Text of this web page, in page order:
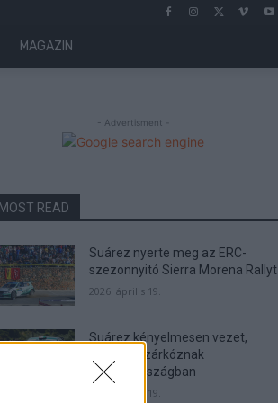
MAGAZIN
- Advertisment -
MOST READ
Suárez nyerte meg az ERC-
szezonnyitó Sierra Morena Rallyt
2026. április 19.
Suárez kényelmesen vezet,
Németék zárkóznak
Spanyolországban
2026. április 19.